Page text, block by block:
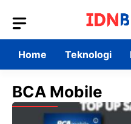
content
Home
Teknologi
BCA Mobile